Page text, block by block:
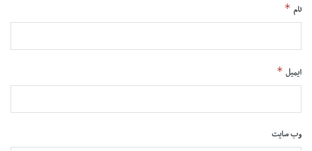
نام *
ایمیل *
وب‌ سایت